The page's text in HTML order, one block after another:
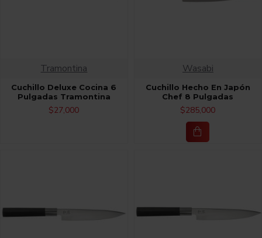
Tramontina
Cuchillo Deluxe Cocina 6
Pulgadas Tramontina
$27,000
Wasabi
Cuchillo Hecho En Japón
Chef 8 Pulgadas
$285,000